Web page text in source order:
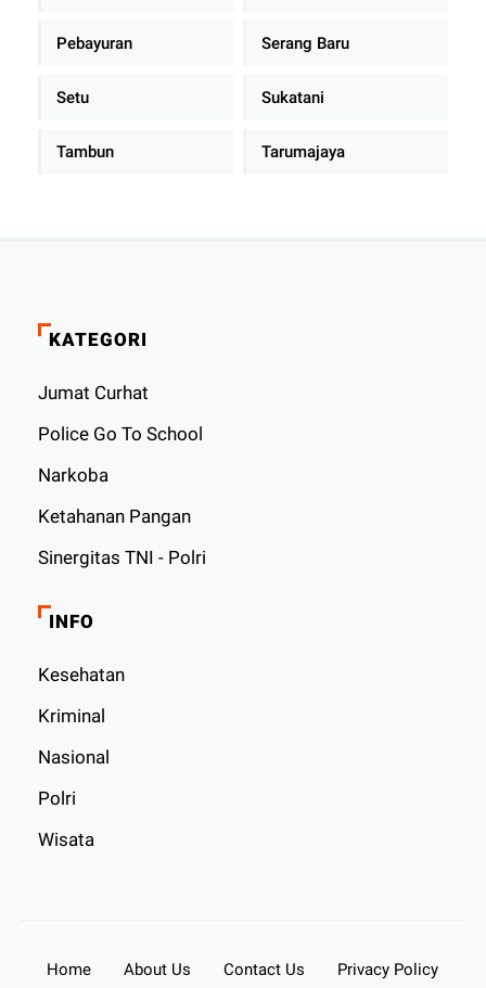
Pebayuran Serang Baru
Setu Sukatani
Tambun Tarumajaya
KATEGORI
Jumat Curhat
Police Go To School
Narkoba
Ketahanan Pangan
Sinergitas TNI - Polri
INFO
Kesehatan
Kriminal
Nasional
Polri
Wisata
Home About Us Contact Us Privacy Policy